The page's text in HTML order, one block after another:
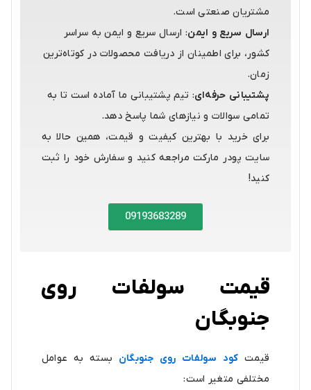
مشتریان صنعتی است.
ارسال سریع و ایمن: ارسال سریع و ایمن به سراسر
کشور، برای اطمینان از دریافت محصولات در کوتاه‌ترین
زمان.
پشتیبانی حرفه‌ای: تیم پشتیبانی ما آماده است تا به
تمامی سوالات و نیازهای شما پاسخ دهد.
برای خرید با بهترین کیفیت و قیمت، همین حالا به
سایت پودر مارکت مراجعه کنید و سفارش خود را ثبت
کنید!
09193683289
قیمت سولفات روی
جنوبگان
قیمت کود سولفات روی جنوبگان بسته به عوامل
مختلفی متغیر است: